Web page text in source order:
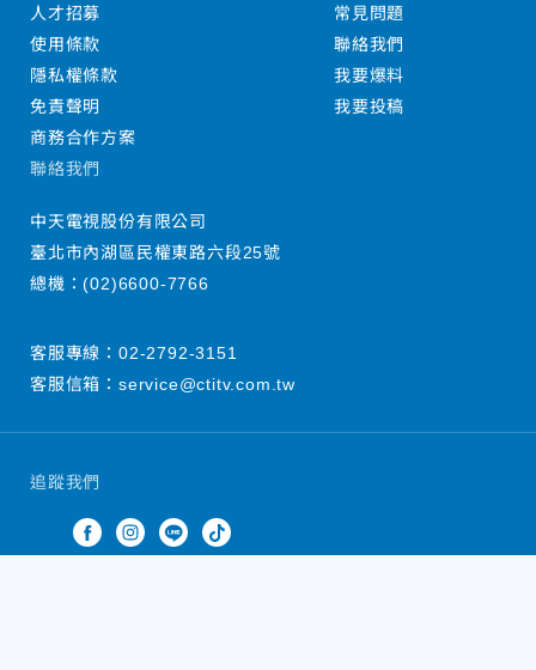
追蹤我們
人才招募
使用條款
隱私權條款
免責聲明
商務合作方案
常見問題
聯絡我們
我要爆料
我要投稿
聯絡我們
中天電視股份有限公司
臺北市內湖區民權東路六段25號
總機：(02)6600-7766
客服專線： 02-2792-3151
客服信箱： service@ctitv.com.tw